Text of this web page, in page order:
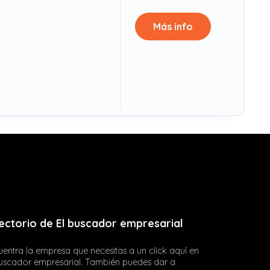
Más info
de El buscador empresarial
la empresa que necesitas a un click aquí en
empresarial. También puedes dar a